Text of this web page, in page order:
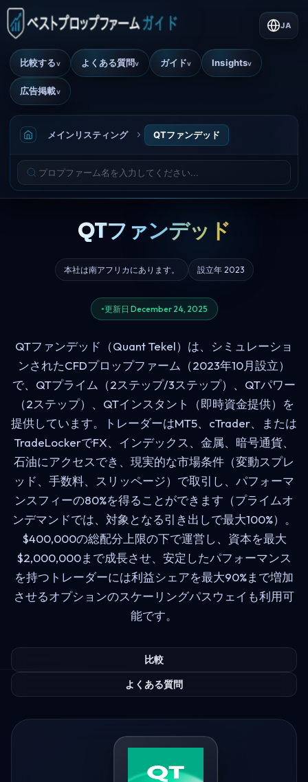
比較するv よくある質問v ガイドv Insightsv
広告掲載v
JA
メインリスティング QTファンデッド
QTファンデッド
本社は南アフリカにあります。 設立年 2023
更新日 December 24, 2025
QTファンデッド（Quant Tekel）は、シミュレーショ
ンされたCFDプロップファーム（2023年10月設立）
で、QTプライム（2ステップ/3ステップ）、QTパワー
（2ステップ）、QTインスタント（即時資金提供）を
提供しています。トレーダーはMT5、cTrader、または
TradeLockerでFX、インデックス、金属、暗号通貨、
石油にアクセスでき、現実的な市場条件（変動スプレ
ッド、手数料、スリッページ）で取引し、パフォーマ
ンスフィーの80%を得ることができます（プライムオ
ンデマンドでは、対象となる引き出しで最大100%）。
$400,000の総配分上限の下で運営し、資本を最大
$2,000,000まで成長させ、安定したパフォーマンス
を持つトレーダーには利益シェアを最大90%まで増加
させるオプションのスケーリングパスウェイも利用可
能です。
比較
よくある質問